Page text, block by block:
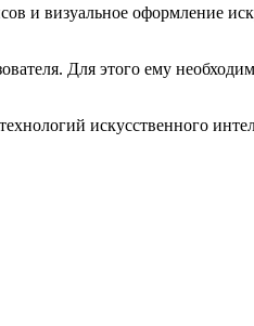
и визуальное оформление
Для этого ему
искусственного